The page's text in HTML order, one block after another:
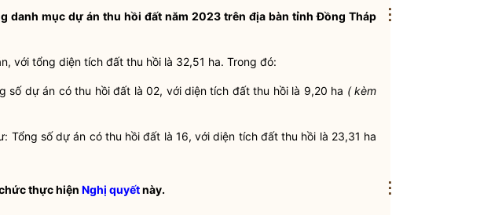
danh mục dự án thu hồi đất năm 2023 trên địa bàn tỉnh Đồng Tháp
với tổng diện tích đất thu hồi là 32,51 ha. Trong đó:
số dự án có thu hồi đất là 02, với diện tích đất thu hồi là 9,20 ha ( kèm
Tổng số dự án có thu hồi đất là 16, với diện tích đất thu hồi là 23,31 ha
thực hiện Nghị quyếtnày.
⋮
⋮